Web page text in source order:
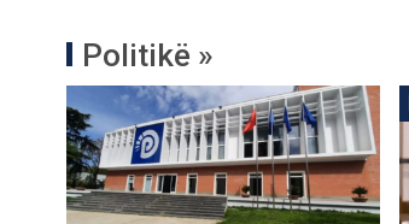
Politikë »